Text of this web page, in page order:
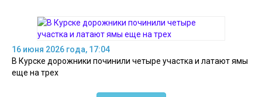
16 июня 2026 года, 17:04
В Курске дорожники починили четыре участка и латают ямы
еще на трех